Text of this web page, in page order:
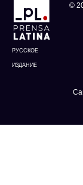
РУССКОЕ
ИЗДАНИЕ
©